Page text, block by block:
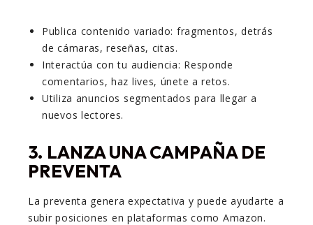
Publica contenido variado: fragmentos, detrás
de cámaras, reseñas, citas.
Interactúa con tu audiencia: Responde
comentarios, haz lives, únete a retos.
Utiliza anuncios segmentados para llegar a
nuevos lectores.
3. LANZA UNA CAMPAÑA DE
PREVENTA
La preventa genera expectativa y puede ayudarte a
subir posiciones en plataformas como Amazon.